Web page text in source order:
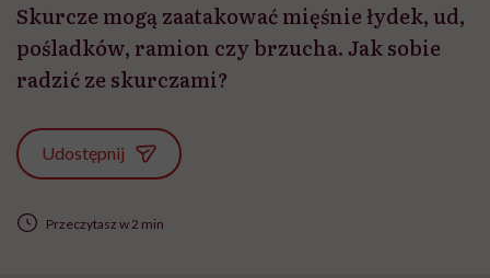
Skurcze mogą zaatakować mięśnie łydek, ud,
pośladków, ramion czy brzucha. Jak sobie
radzić ze skurczami?
Udostępnij
Przeczytasz w 2 min